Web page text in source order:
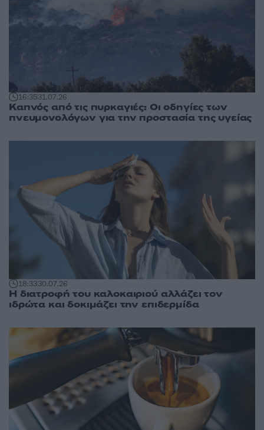
16:3531.07.26
Καπνός από τις πυρκαγιές: Οι οδηγίες των
πνευμονολόγων για την προστασία της υγείας
18:3330.07.26
Η διατροφή του καλοκαιριού αλλάζει τον
ιδρώτα και δοκιμάζει την επιδερμίδα